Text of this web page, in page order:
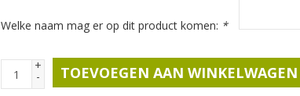
Welke naam mag er op dit product komen: *
+
- TOEVOEGEN AAN WINKELWAGEN